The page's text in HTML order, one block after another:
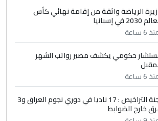
الرياضة واثقة من إقامة نهائي كأس
2030 في إسبانيا
6 ساعة
حكومي يكشف مصير رواتب الشهر
6 ساعة
لجنة التراخيص : 17 ناديا في دوري نجوم العراق و3
خارج الضوابط